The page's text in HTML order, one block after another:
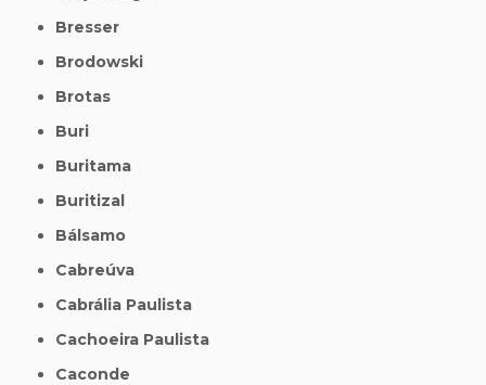
Bresser
Brodowski
Brotas
Buri
Buritama
Buritizal
Bálsamo
Cabreúva
Cabrália Paulista
Cachoeira Paulista
Caconde